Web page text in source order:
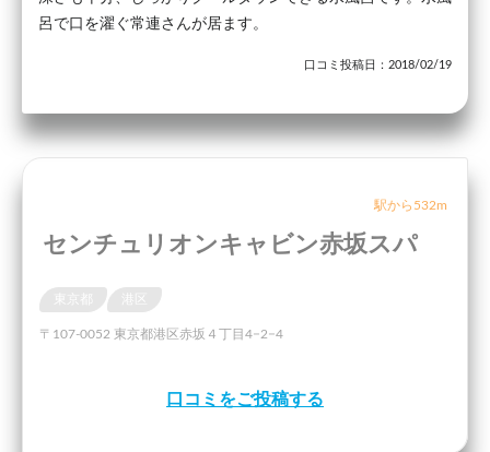
呂で口を濯ぐ常連さんが居ます。
口コミ投稿日：2018/02/19
駅から532m
センチュリオンキャビン赤坂スパ
東京都 港区
〒107-0052 東京都港区赤坂４丁目4−2−4
口コミをご投稿する